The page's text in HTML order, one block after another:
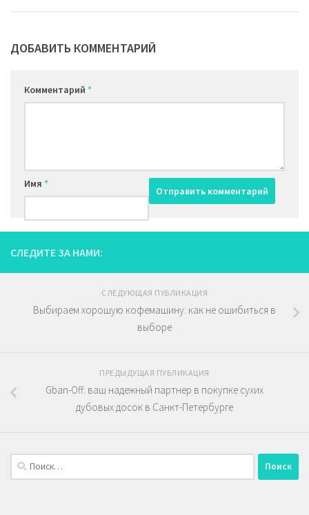
ДОБАВИТЬ КОММЕНТАРИЙ
Комментарий *
Имя *
СЛЕДИТЕ ЗА НАМИ:
СЛЕДУЮЩАЯ ПУБЛИКАЦИЯ
Выбираем хорошую кофемашину: как не ошибиться в
выборе
ПРЕДЫДУЩАЯ ПУБЛИКАЦИЯ
Gban-Off: ваш надежный партнер в покупке сухих
дубовых досок в Санкт-Петербурге
Найти: